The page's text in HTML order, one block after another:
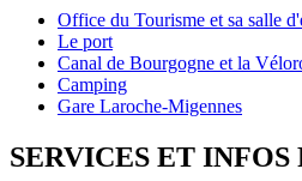
Office
du
Tourisme
et
sa
d'exposition
Office du Tourisme et sa salle
Le
port
Le port
Canal
de
Bourgogne
la
Véloroute
Canal de Bourgogne et la
Camping
Camping
Gare
Migennes
Gare Laroche-Migennes
SERVICES ET INFOS